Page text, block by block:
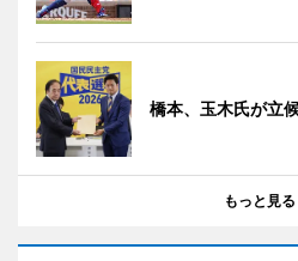
橋本、玉木氏が立
もっと見る